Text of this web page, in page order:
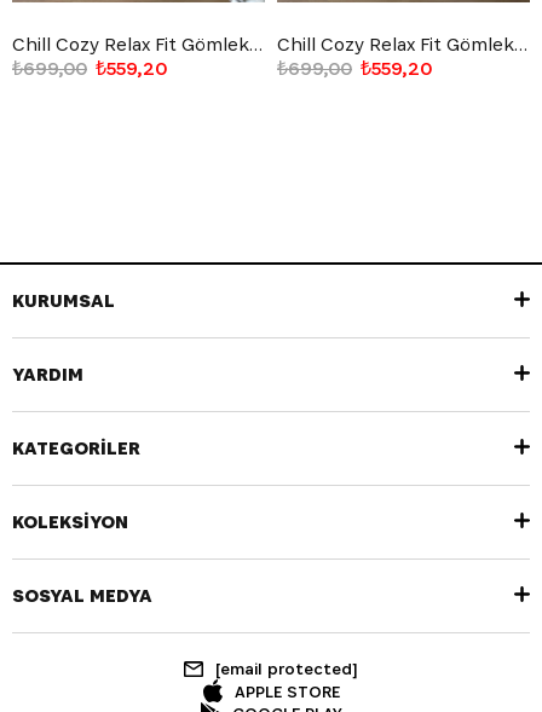
Chill Cozy Relax Fit Gömlek Siyah
₺559,20
₺699,00
Chill Cozy Relax Fit Gömlek Beyaz
₺559,20
₺699,00
KURUMSAL
YARDIM
KATEGORİLER
KOLEKSİYON
SOSYAL MEDYA
[email protected]
APPLE STORE